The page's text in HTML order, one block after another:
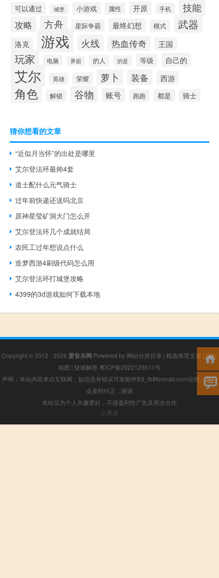
可以通过 城堡 小游戏 属性 开原 手机 技能
攻略 方舟 星际争霸 最终幻想 模式 武器
洛克 游戏 火线 热血传奇 王国
玩家 电脑 界面 的人 的是 等级 自己的
艾尔 英雄 荣耀 萝卜 装备 西游
角色 解锁 谷物 账号 跑跑 都是 骑士
猜你想看的文章
“近似月当怀”的出处是哪里
艾尔登法环最帅4套
道士配什么元气骑士
过年前快递还送吗北京
原神星莹矿洞大门怎么开
艾尔登法环几个成就结局
农民工过年想说点什么
造梦西游4刷级代码怎么用
艾尔登法环打城堡攻略
4399的3d游戏如何下载本地
Copyright © 2012 - 2026 爱音乐网 Powered by 网站分类目录 | 精选推荐文章 | 网站
地图 | 疑难解答 粤ICP备2022129511号
声明：本站内容来自互联网，如信息有错误可发邮件到f_fb#foxmail.com说明，我们
会及时纠正，谢谢
本站仅为个人兴趣爱好，不接盈利性广告及商业合作
小男孩